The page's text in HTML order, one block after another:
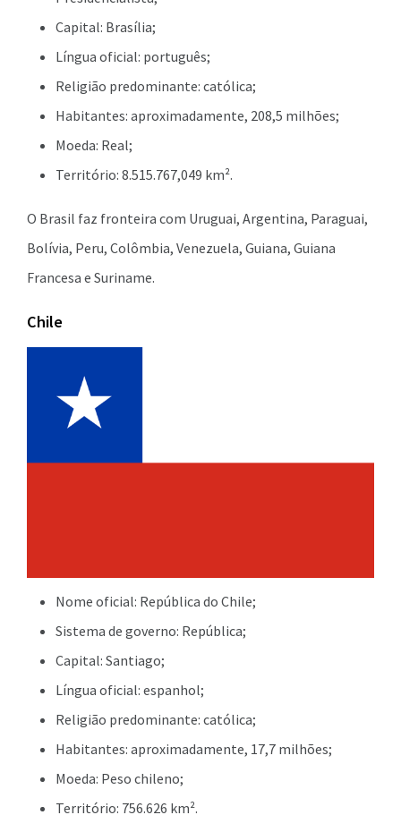
Capital: Brasília;
Língua oficial: português;
Religião predominante: católica;
Habitantes: aproximadamente, 208,5 milhões;
Moeda: Real;
Território: 8.515.767,049 km².
O Brasil faz fronteira com Uruguai, Argentina, Paraguai,
Bolívia, Peru, Colômbia, Venezuela, Guiana, Guiana
Francesa e Suriname.
Chile
Nome oficial: República do Chile;
Sistema de governo: República;
Capital: Santiago;
Língua oficial: espanhol;
Religião predominante: católica;
Habitantes: aproximadamente, 17,7 milhões;
Moeda: Peso chileno;
Território: 756.626 km².